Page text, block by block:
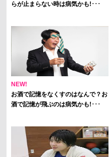
らが止まらない時は病気かも!･･･
NEW!
お酒で記憶をなくすのはなんで？お
酒で記憶が飛ぶのは病気かも!･･･